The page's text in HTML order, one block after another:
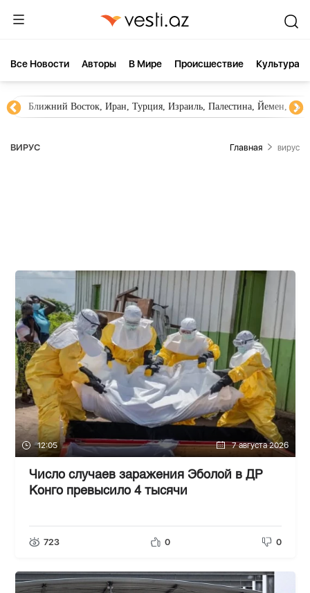
Все Новости Aвторы В Мире Происшествие Культура
Ближний Восток, Иран, Турция, Израиль, Палестина, Йемен,
ВИРУС Главная вирус
12:05 7 августа 2026
Число случаев заражения Эболой в ДР
Конго превысило 4 тысячи
723 0 0